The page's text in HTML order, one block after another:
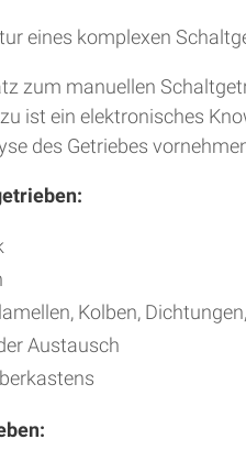
eines komplexen
zum manuellen
ist ein elektronisches
des Getriebes
Kolben,
Austausch